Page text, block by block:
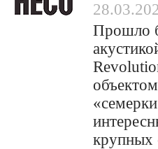
Прошло
крупных